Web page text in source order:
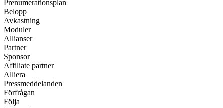
Prenumerationsplan
Belopp
Avkastning
Moduler
Allianser
Partner
Sponsor
Affiliate partner
Alliera
Pressmeddelanden
Förfrågan
Följa